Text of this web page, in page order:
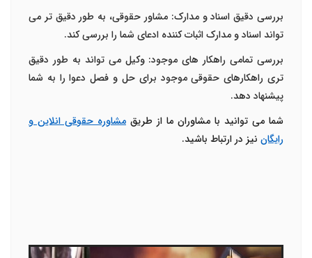
بررسی دقیق اسناد و مدارک: مشاور حقوقی، به طور دقیق تر می
تواند اسناد و مدارک اثبات کننده ادعای شما را بررسی کند.
بررسی تمامی راهکار های موجود: وکیل می تواند به طور دقیق
تری راهکارهای حقوقی موجود برای حل و فصل دعوا را به شما
پیشنهاد دهد.
شما می توانید با مشاوران ما از طریق مشاوره حقوقی انلاین و
رایگان نیز در ارتباط باشید.